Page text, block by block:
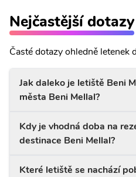
Nejčastější dotazy
Časté dotazy ohledně letenek
Jak daleko je letiště Beni
města Beni Mellal?
Kdy je vhodná doba na
destinace Beni Mellal?
Které letiště se nachází